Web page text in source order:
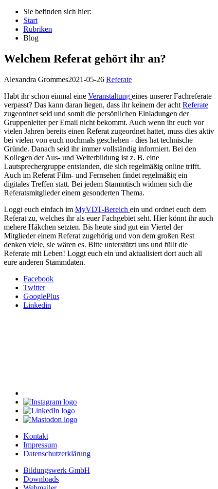
Sie befinden sich hier:
Start
Rubriken
Blog
Welchem Referat gehört ihr an?
Alexandra Grommes2021-05-26 Referate
Habt ihr schon einmal eine Veranstaltung eines unserer Fachreferate
verpasst? Das kann daran liegen, dass ihr keinem der acht Referate
zugeordnet seid und somit die persönlichen Einladungen der
Gruppenleiter per Email nicht bekommt. Auch wenn ihr euch vor
vielen Jahren bereits einen Referat zugeordnet hattet, muss dies aktiv
bei vielen von euch nochmals geschehen - dies hat technische
Gründe. Danach seid ihr immer vollständig informiert. Bei den
Kollegen der Aus- und Weiterbildung ist z. B. eine
Lautsprechergruppe entstanden, die sich regelmäßig online trifft.
Auch im Referat Film- und Fernsehen findet regelmäßig ein
digitales Treffen statt. Bei jedem Stammtisch widmen sich die
Referatsmitglieder einem gesonderten Thema.
Loggt euch einfach im MyVDT-Bereich ein und ordnet euch dem
Referat zu, welches ihr als euer Fachgebiet seht. Hier könnt ihr auch
mehere Häkchen setzten. Bis heute sind gut ein Viertel der
Mitglieder einem Referat zugehörig und von dem großen Rest
denken viele, sie wären es. Bitte unterstützt uns und füllt die
Referate mit Leben! Loggt euch ein und aktualisiert dort auch all
eure anderen Stammdaten.
Facebook
Twitter
GooglePlus
Linkedin
Kontakt
Impressum
Datenschutzerklärung
Bildungswerk GmbH
Downloads